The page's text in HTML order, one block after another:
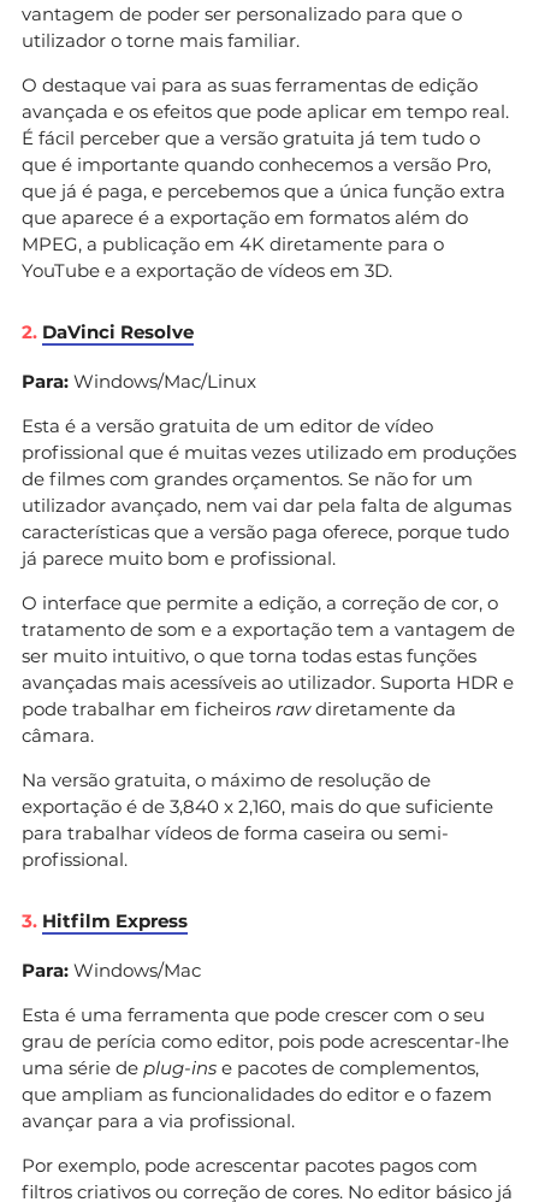
vantagem de poder ser personalizado para que o
utilizador o torne mais familiar.
O destaque vai para as suas ferramentas de edição
avançada e os efeitos que pode aplicar em tempo real.
É fácil perceber que a versão gratuita já tem tudo o
que é importante quando conhecemos a versão Pro,
que já é paga, e percebemos que a única função extra
que aparece é a exportação em formatos além do
MPEG, a publicação em 4K diretamente para o
YouTube e a exportação de vídeos em 3D.
2. DaVinci Resolve
Para: Windows/Mac/Linux
Esta é a versão gratuita de um editor de vídeo
profissional que é muitas vezes utilizado em produções
de filmes com grandes orçamentos. Se não for um
utilizador avançado, nem vai dar pela falta de algumas
características que a versão paga oferece, porque tudo
já parece muito bom e profissional.
O interface que permite a edição, a correção de cor, o
tratamento de som e a exportação tem a vantagem de
ser muito intuitivo, o que torna todas estas funções
avançadas mais acessíveis ao utilizador. Suporta HDR e
pode trabalhar em ficheiros rawdiretamente da
câmara.
Na versão gratuita, o máximo de resolução de
exportação é de 3,840 x 2,160, mais do que suficiente
para trabalhar vídeos de forma caseira ou semi-
profissional.
3. Hitfilm Express
Para: Windows/Mac
Esta é uma ferramenta que pode crescer com o seu
grau de perícia como editor, pois pode acrescentar-lhe
uma série de plug-ins e pacotes de complementos,
que ampliam as funcionalidades do editor e o fazem
avançar para a via profissional.
Por exemplo, pode acrescentar pacotes pagos com
filtros criativos ou correção de cores. No editor básico já